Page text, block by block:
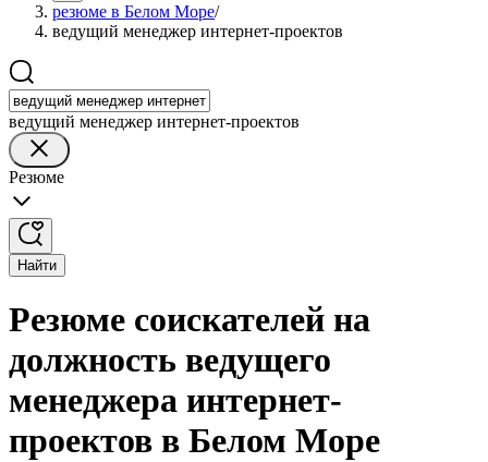
резюме в Белом Море/
ведущий менеджер интернет-проектов
ведущий менеджер интернет-проектов
Резюме
Найти
Резюме соискателей на
должность ведущего
менеджера интернет-
проектов в Белом Море